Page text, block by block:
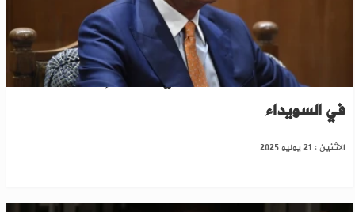
نحن ندعمها..مسؤول أمريكي يشيد بإجراءات دمشق
في السويداء
الاثنين : 21 يوليو 2025